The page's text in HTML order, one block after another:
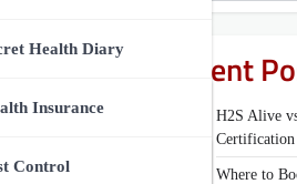
Health Tips
Health Diary
Guides
Supplements
Market
Insurance
And Medical Guides
Zone
Control
Recent
H2S Alive
Certification
Where to